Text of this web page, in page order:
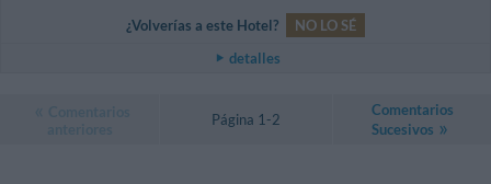
¿Volverías a este Hotel?
NO LO SÉ
detalles
Página 1-2
Comentarios
Sucesivos